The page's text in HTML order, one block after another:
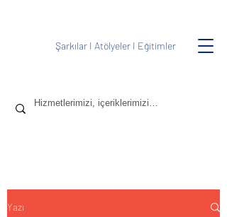
Şarkılar I Atölyeler I Eğitimler
Yazı